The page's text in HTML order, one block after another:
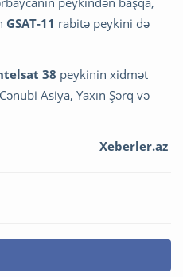
GSAT-11 rabitə peykini də
38 peykinin xidmət
Asiya, Yaxın Şərq və
Xeberler.az